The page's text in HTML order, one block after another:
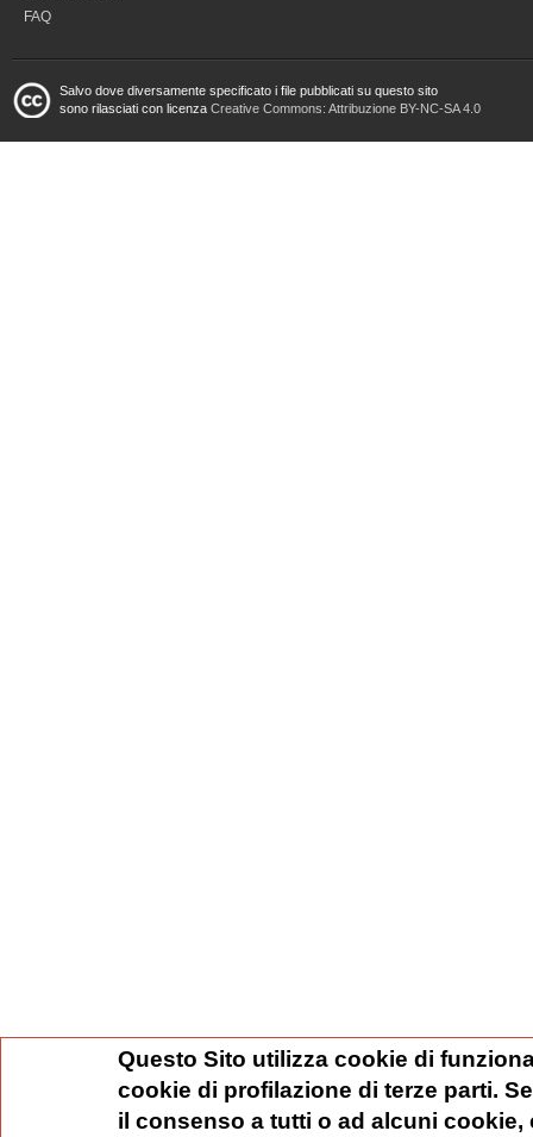
FAQ
Salvo dove diversamente specificato i file pubblicati su questo sito
sono rilasciati con licenza Creative Commons: Attribuzione BY-NC-SA 4.0
Questo Sito utilizza cookie di
cookie di profilazione di terze parti.
il consenso a tutti o ad alcuni